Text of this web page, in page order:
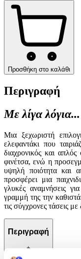
Προσθήκη στο καλάθι
Περιγραφή
Με λίγα λόγια...
Μια ξεχωριστή
ελεφαντάκι που
διαχρονικός και
φινέτσα, ενώ η
υψηλή ποιότητα και
προσφέρει μια
γλυκές αναμνήσεις
γραμμή της την
τις σύγχρονες τάσεις με
Περιγραφή
+